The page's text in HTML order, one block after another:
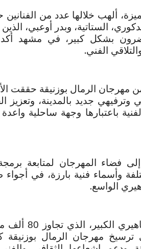
ألهب خلالها عدد من
الستاتية، وبدر أوعبي، الذين
بشكل كبير، في مشهد
الفني.
من مهرجان الرمال بوزنيقة حققت
جديد بالمدينة، وتعزيز
باعتبارها وجهة ساحلية
فضاء المهرجان لمتابعة
وأسماء فنية بارزة، في أجواء
الواسع.
وأكدت الجهة المنظمة أن الحضور
مهرجان الرمال بوزنيقة